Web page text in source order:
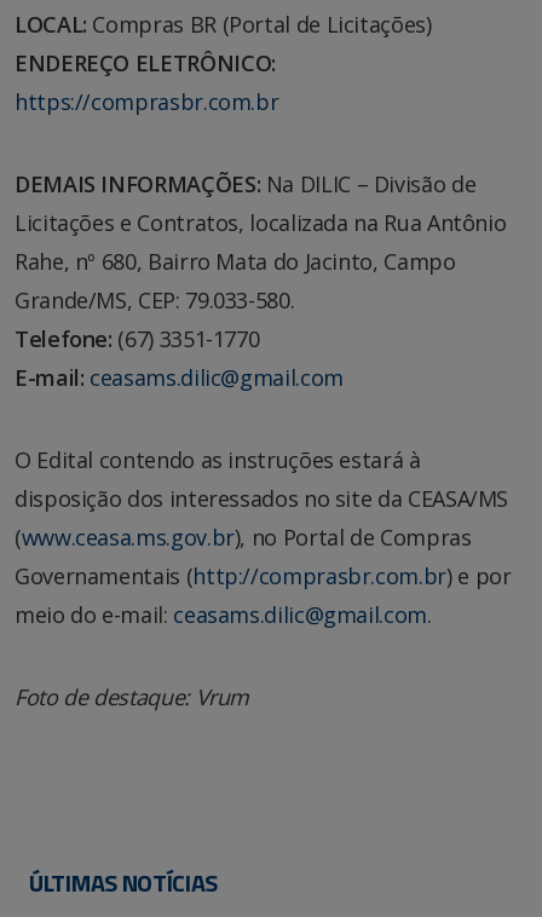
LOCAL: Compras BR (Portal de Licitações)
ENDEREÇO ELETRÔNICO:
https://comprasbr.com.br
DEMAIS INFORMAÇÕES: Na DILIC – Divisão de
Licitações e Contratos, localizada na Rua Antônio
Rahe, nº 680, Bairro Mata do Jacinto, Campo
Grande/MS, CEP: 79.033-580.
Telefone: (67) 3351-1770
E-mail: ceasams.dilic@gmail.com
O Edital contendo as instruções estará à
disposição dos interessados no site da CEASA/MS
(www.ceasa.ms.gov.br), no Portal de Compras
Governamentais (http://comprasbr.com.br) e por
meio do e-mail: ceasams.dilic@gmail.com.
Foto de destaque: Vrum
ÚLTIMAS NOTÍCIAS